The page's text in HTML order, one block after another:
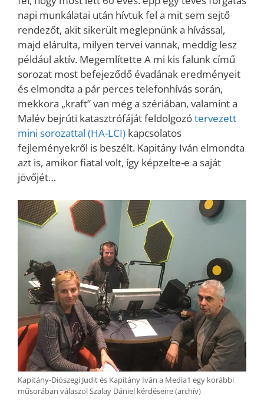
napi munkálatai után hívtuk fel a mit sem sejtő
rendezőt, akit sikerült meglepnünk a hívással,
majd elárulta, milyen tervei vannak, meddig lesz
például aktív. Megemlítette A mi kis falunk című
sorozat most befejeződő évadának eredményeit
és elmondta a pár perces telefonhívás során,
mekkora „kraft” van még a szériában, valamint a
Malév bejrúti katasztrófáját feldolgozótervezett
mini sorozattal (HA-LCI) kapcsolatos
fejleményekről is beszélt. Kapitány Iván elmondta
azt is, amikor fiatal volt, így képzelte-e a saját
jövőjét…
Kapitány-Diószegi Judit és Kapitány Iván a Media1 egy korábbi
műsorában válaszol Szalay Dániel kérdéseire (archív)